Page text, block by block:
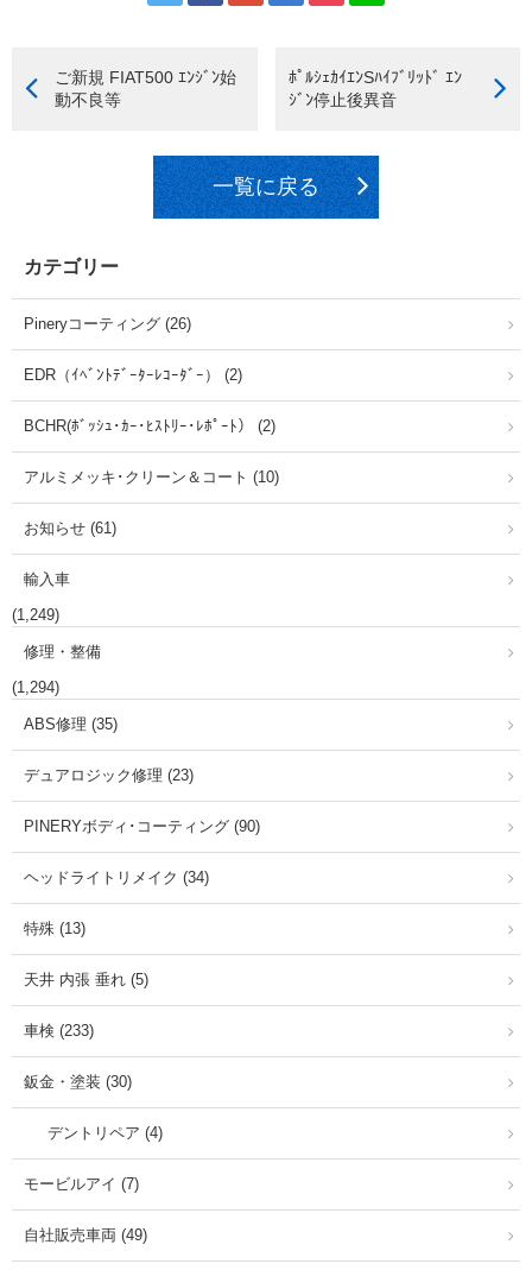
ご新規 FIAT500 ｴﾝｼﾞﾝ始
動不良等
ﾎﾟﾙｼｪｶｲｴﾝSﾊｲﾌﾞﾘｯﾄﾞ ｴﾝ
ｼﾞﾝ停止後異音
一覧に戻る
カテゴリー
Pineryコーティング (26)
EDR（ｲﾍﾞﾝﾄﾃﾞｰﾀｰﾚｺｰﾀﾞｰ） (2)
BCHR(ﾎﾞｯｼｭ･ｶｰ･ﾋｽﾄﾘｰ･ﾚﾎﾟｰﾄ） (2)
アルミメッキ･クリーン＆コート (10)
お知らせ (61)
輸入車
(1,249)
修理・整備
(1,294)
ABS修理 (35)
デュアロジック修理 (23)
PINERYボディ･コーティング (90)
ヘッドライトリメイク (34)
特殊 (13)
天井 内張 垂れ (5)
車検 (233)
鈑金・塗装 (30)
デントリペア (4)
モービルアイ (7)
自社販売車両 (49)